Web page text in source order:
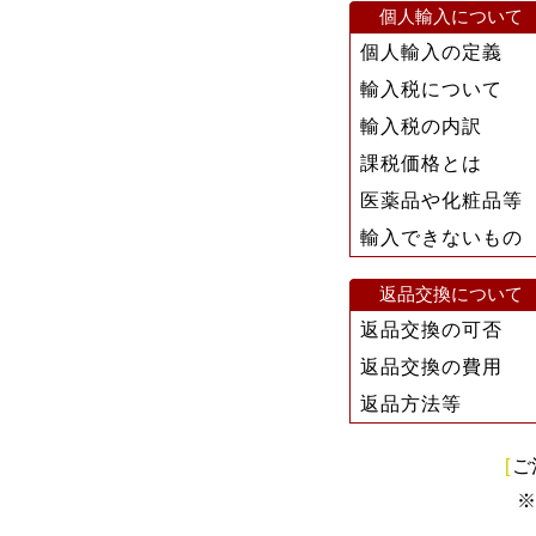
個人輸入について
個人輸入の定義
輸入税について
輸入税の内訳
課税価格とは
医薬品や化粧品等
輸入できないもの
返品交換について
返品交換の可否
返品交換の費用
返品方法等
[
※